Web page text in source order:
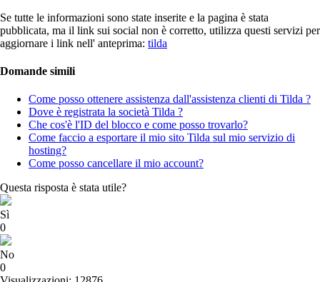
Se tutte le informazioni sono state inserite e la pagina è stata
pubblicata, ma il link sui social non è corretto, utilizza questi servizi per
aggiornare i link nell' anteprima: tilda
Domande simili
Come posso ottenere assistenza dall'assistenza clienti di Tilda ?
Dove è registrata la società Tilda ?
Che cos'è l'ID del blocco e come posso trovarlo?
Come faccio a esportare il mio sito Tilda sul mio servizio di
hosting?
Come posso cancellare il mio account?
Questa risposta è stata utile?
Sì
0
No
0